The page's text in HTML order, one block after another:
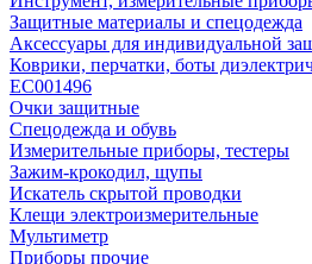
Защитные материалы и спецодежда
Аксессуары для индивидуальной
Коврики, перчатки, боты
EC001496
Очки защитные
Спецодежда и обувь
Измерительные приборы, тестеры
Зажим-крокодил, щупы
Искатель скрытой проводки
Клещи электроизмерительные
Мультиметр
Приборы прочие